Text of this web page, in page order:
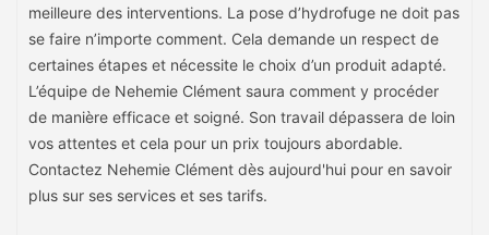
meilleure des interventions. La pose d’hydrofuge ne doit pas
se faire n’importe comment. Cela demande un respect de
certaines étapes et nécessite le choix d’un produit adapté.
L’équipe de Nehemie Clément saura comment y procéder
de manière efficace et soigné. Son travail dépassera de loin
vos attentes et cela pour un prix toujours abordable.
Contactez Nehemie Clément dès aujourd'hui pour en savoir
plus sur ses services et ses tarifs.